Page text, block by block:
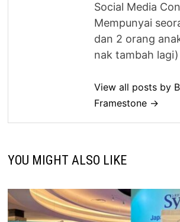
Social Media
Mempunyai
dan 2 orang
nak tambah lagi)
View all posts by
Framestone →
YOU MIGHT ALSO LIKE